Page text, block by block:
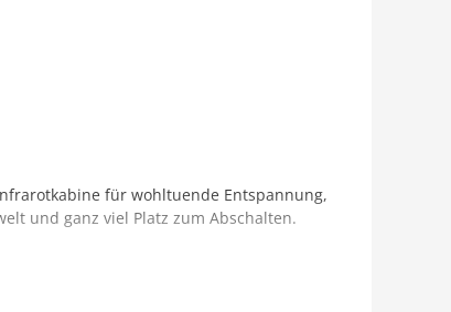
für wohltuende Entspannung,
und ganz viel Platz zum Abschalten.